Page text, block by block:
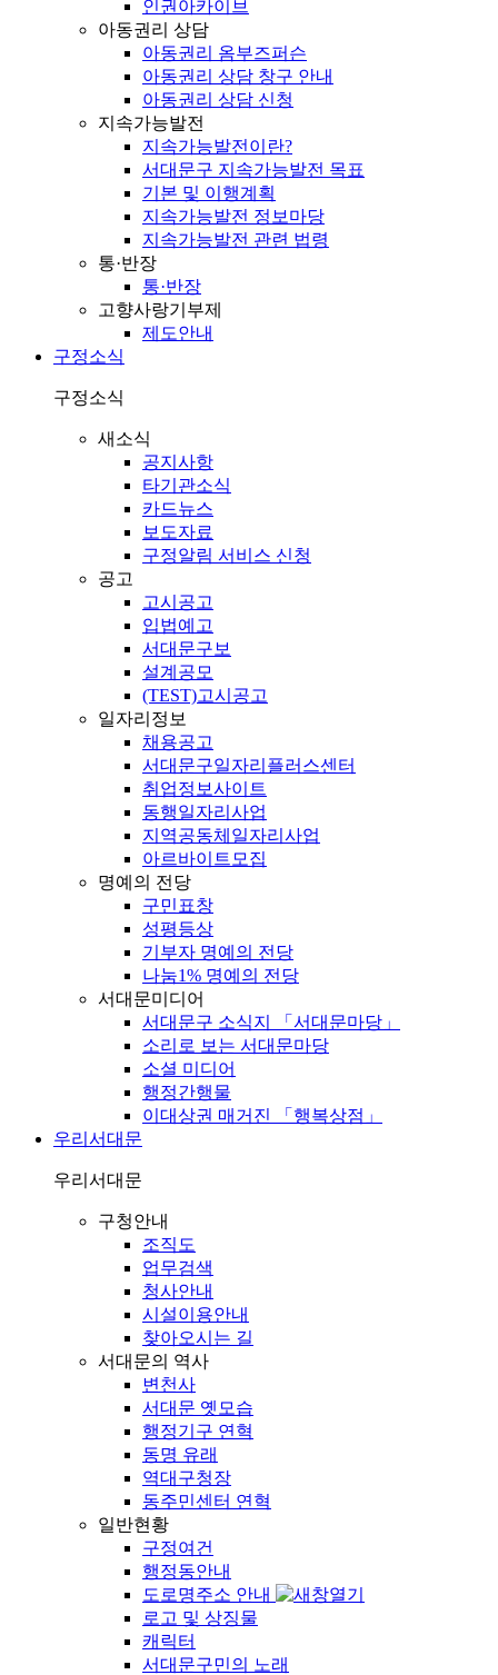
인권아카이브
아동권리 상담
아동권리 옴부즈퍼슨
아동권리 상담 창구 안내
아동권리 상담 신청
지속가능발전
지속가능발전이란?
서대문구 지속가능발전 목표
기본 및 이행계획
지속가능발전 정보마당
지속가능발전 관련 법령
통·반장
통·반장
고향사랑기부제
제도안내
구정소식
구정소식
새소식
공지사항
타기관소식
카드뉴스
보도자료
구정알림 서비스 신청
공고
고시공고
입법예고
서대문구보
설계공모
(TEST)고시공고
일자리정보
채용공고
서대문구일자리플러스센터
취업정보사이트
동행일자리사업
지역공동체일자리사업
아르바이트모집
명예의 전당
구민표창
성평등상
기부자 명예의 전당
나눔1% 명예의 전당
서대문미디어
서대문구 소식지 「서대문마당」
소리로 보는 서대문마당
소셜 미디어
행정간행물
이대상권 매거진 「행복상점」
우리서대문
우리서대문
구청안내
조직도
업무검색
청사안내
시설이용안내
찾아오시는 길
서대문의 역사
변천사
서대문 옛모습
행정기구 연혁
동명 유래
역대구청장
동주민센터 연혁
일반현황
구정여건
행정동안내
도로명주소 안내
로고 및 상징물
캐릭터
서대문구민의 노래